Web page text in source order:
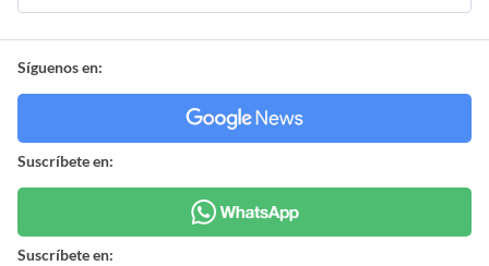
Síguenos en:
Suscríbete en:
Suscríbete en: